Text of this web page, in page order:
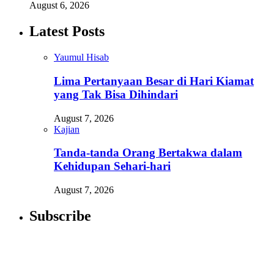
August 6, 2026
Latest Posts
Yaumul Hisab
Lima Pertanyaan Besar di Hari Kiamat
yang Tak Bisa Dihindari
August 7, 2026
Kajian
Tanda-tanda Orang Bertakwa dalam
Kehidupan Sehari-hari
August 7, 2026
Subscribe